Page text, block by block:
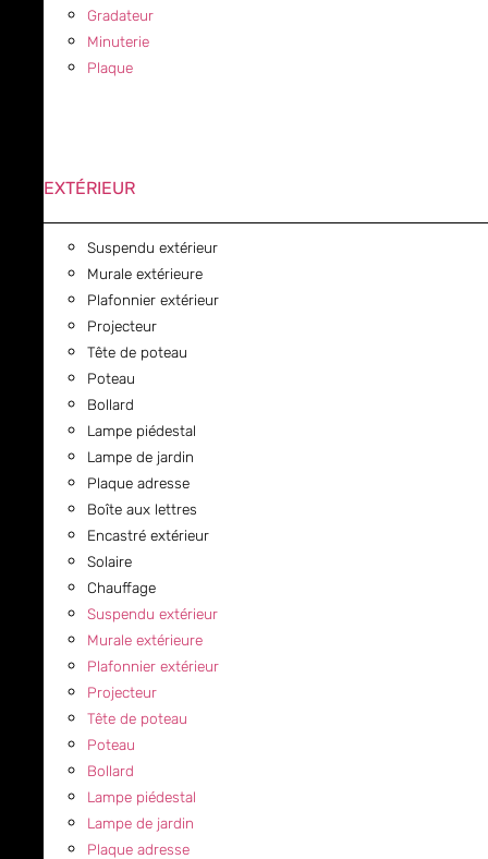
Gradateur
Minuterie
Plaque
EXTÉRIEUR
Suspendu extérieur
Murale extérieure
Plafonnier extérieur
Projecteur
Tête de poteau
Poteau
Bollard
Lampe piédestal
Lampe de jardin
Plaque adresse
Boîte aux lettres
Encastré extérieur
Solaire
Chauffage
Suspendu extérieur
Murale extérieure
Plafonnier extérieur
Projecteur
Tête de poteau
Poteau
Bollard
Lampe piédestal
Lampe de jardin
Plaque adresse